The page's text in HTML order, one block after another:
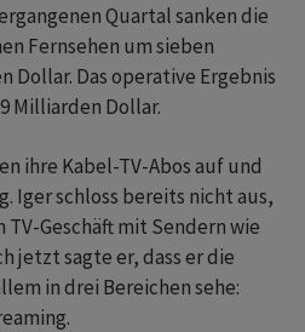
Quartal sanken die
Fernsehen um sieben
Dollar. Das operative Ergebnis
Milliarden Dollar.
ihre Kabel-TV-Abos auf und
Iger schloss bereits nicht aus,
TV-Geschäft mit Sendern wie
jetzt sagte er, dass er die
in drei Bereichen sehe: